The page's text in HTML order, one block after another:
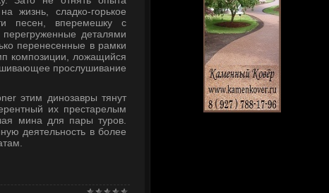
жизнь, сладко-горькое
песен, вперемешку с
деталями
перенесенные в рамки
композиции, ложащийся
прослушивание
этим динозавры тянут
их престарелым
мина для пары туров.
деятельность в более